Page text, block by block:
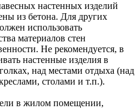
настенных изделий
из бетона. Для других
использовать
материалов стен
Не рекомендуется, в
настенные изделия в
над местами отдыха (над
столами и т.п.).
в жилом помещении,